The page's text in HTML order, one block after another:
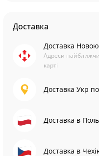
Доставка
Доставка
Адреси
карті
Доставка Укр
Доставка в
Доставка в